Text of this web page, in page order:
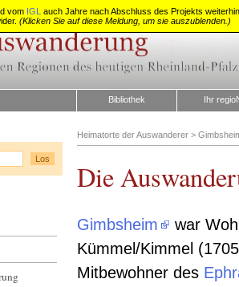
Bibliothek Ihr
Heimatorte der Auswanderer >
Die
Gimbsheim
war
Kümmel/Kimmel
Mitbewohner des
vom IGL auch Jahre nach Abschluss des Projekts
(Klicken Sie auf diese Meldung, um sie auszublenden.)